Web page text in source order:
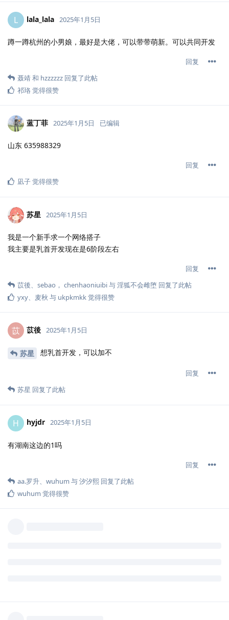
L lala_lala 2025年1月5日
蹲一蹲杭州的小男娘，最好是大佬，可以带带萌新。可以共同开发
回复
聂靖和 hzzzzzz 回复了此帖
祁珞 觉得很赞
蓝丁菲 2025年1月5日 已编辑
山东 635988329
回复
凪子觉得很赞
苏星 2025年1月5日
我是一个新手求一个网络搭子
我主要是乳首开发现在是6阶段左右
回复
苡後、 sebao ， chenhaoniuibi与淫狐不会雌堕 回复了此帖
yxy、 麦秋 与 ukpkmkk觉得很赞
苡 苡後 2025年1月5日
苏星 想乳首开发，可以加不
回复
苏星 回复了此帖
H hyjdr 2025年1月5日
有湖南这边的1吗
回复
aa.​罗升、 wuhum 与汐汐熙 回复了此帖
wuhum 觉得很赞